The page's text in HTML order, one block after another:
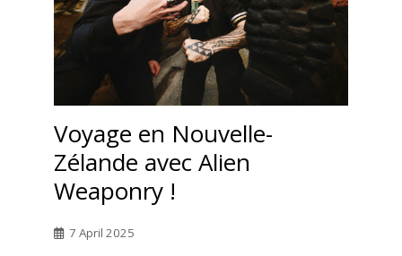
Voyage en Nouvelle-
Zélande avec Alien
Weaponry !
7 April 2025